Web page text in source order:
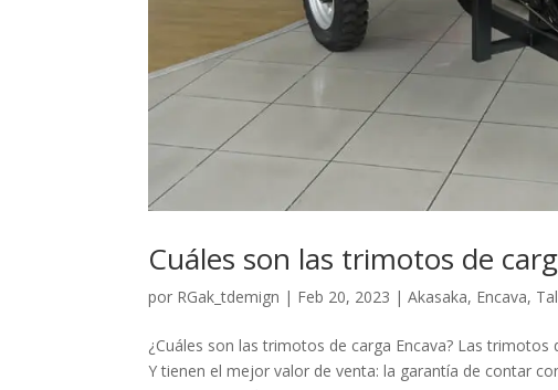
Cuáles son las trimotos de
por RGak_tdemign | Feb 20, 2023 |Akasaka, Encava,
¿Cuáles son las trimotos de carga Encava? Las
Y tienen el mejor valor de venta: la garantía de contar